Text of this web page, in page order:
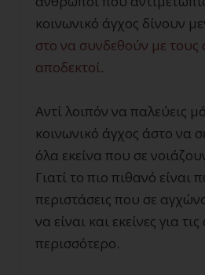
κοινωνικό άγχος δίνουν
στο να συνδεθούν με τους
αποδεκτοί.
Αντί λοιπόν να παλεύεις
κοινωνικό άγχος άστο να
όλα εκείνα που σε
Γιατί το πιο πιθανό είναι
περιστάσεις που σε
να είναι και εκείνες για
περισσότερο.